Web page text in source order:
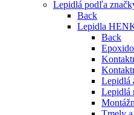
Lepidlá podľa
Back
Lepidla
Back
Lepidlá
Lepidlá